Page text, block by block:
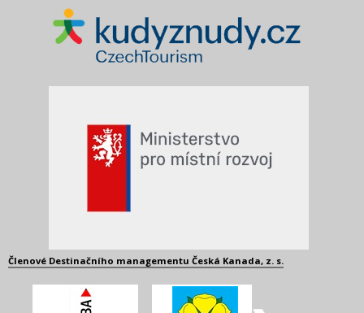
Členové Destinačního managementu Česká Kanada, z. s.